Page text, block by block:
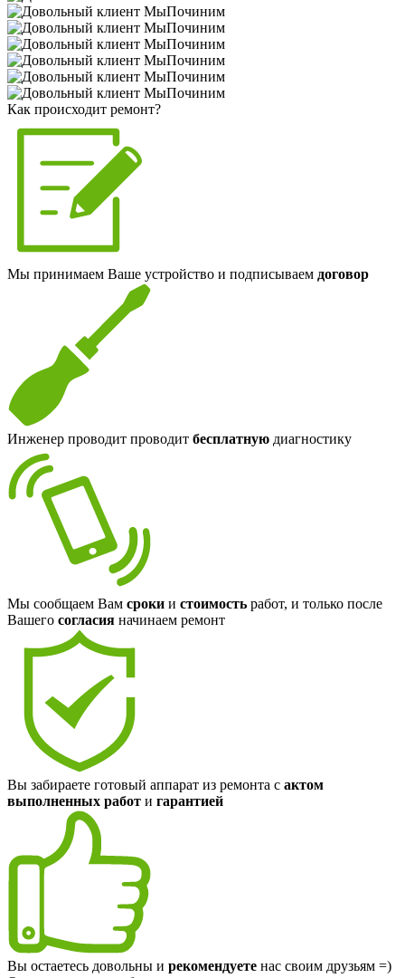
Как происходит ремонт?
Мы принимаем Ваше устройство и подписываем договор
Инженер проводит проводит бесплатную диагностику
Мы сообщаем Вам сроки и стоимость работ, и только после
Вашего согласия начинаем ремонт
Вы забираете готовый аппарат из ремонта с актом
выполненных работ и гарантией
Вы остаетесь довольны и рекомендуете нас своим друзьям =)